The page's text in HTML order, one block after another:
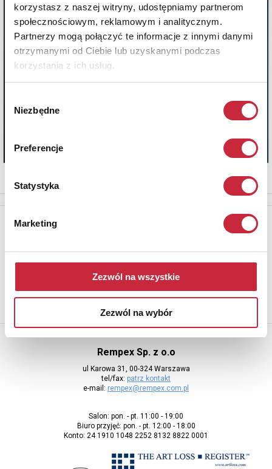
korzystasz z naszej witryny, udostępniamy partnerom
społecznościowym, reklamowym i analitycznym.
Partnerzy mogą połączyć te informacje z innymi danymi
otrzymanymi od Ciebie lub uzyskanymi podczas
korzystania z ich usług.
zgody
Niezbędne
Preferencje
Statystyka
Marketing
Zezwól na wszystkie
Zezwól na wybór
adres e-mail
Rempex Sp. z o.o
ul Karowa 31, 00-324 Warszawa
tel/fax: patrz kontakt
e-mail: rempex@rempex.com.pl
Salon: pon. - pt. 11:00 - 19:00
Biuro przyjęć: pon. - pt. 12:00 - 18:00
Konto: 24 1910 1048 2252 8132 8822 0001